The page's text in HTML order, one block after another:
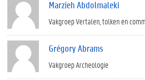
Marzieh Abdolmaleki
Vakgroep Vertalen, tolken en
Grégory Abrams
Vakgroep Archeologie